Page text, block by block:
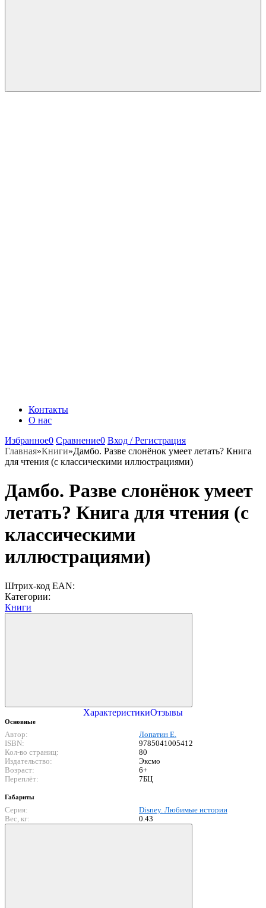
Контакты
О нас
Избранное0 Сравнение0 Вход / Регистрация
Главная»Книги»Дамбо. Разве слонёнок умеет летать? Книга
для чтения (с классическими иллюстрациями)
Дамбо. Разве слонёнок умеет
летать? Книга для чтения (с
классическими
иллюстрациями)
Штрих-код EAN:
Категории:
Книги
ХарактеристикиОтзывы
Основные
Автор:
Лопатин Е.
ISBN:
9785041005412
Кол-во страниц:
80
Издательство:
Эксмо
Возраст:
6+
Переплёт:
7БЦ
Габариты
Серия:
Disney. Любимые истории
Вес, кг:
0.43